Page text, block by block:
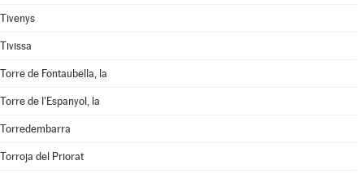
Tivenys
Tivissa
Torre de Fontaubella, la
Torre de l'Espanyol, la
Torredembarra
Torroja del Priorat